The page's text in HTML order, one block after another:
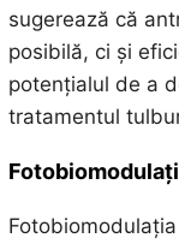
sugerează că
posibilă, ci și
potențialul de a
tratamentul